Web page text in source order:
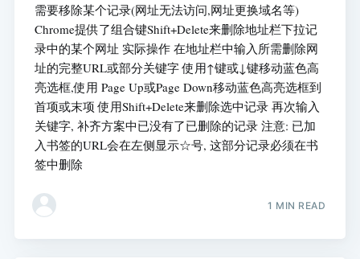
需要移除某个记录(网址无法访问,网址更换域名等)
Chrome提供了组合键Shift+Delete来删除地址栏下拉记
录中的某个网址 实际操作 在地址栏中输入所需删除网
址的完整URL或部分关键字 使用↑键或↓键移动蓝色高
亮选框,使用 Page Up或Page Down移动蓝色高亮选框到
首项或末项 使用Shift+Delete来删除选中记录 再次输入
关键字, 补齐方案中已没有了已删除的记录 注意: 已加
入书签的URL会在左侧显示☆号, 这部分记录必须在书
签中删除
1 MIN READ